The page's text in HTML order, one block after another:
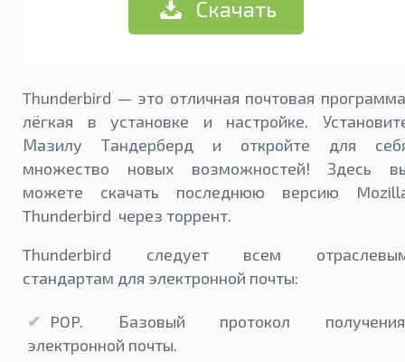
Скачать
Thunderbird — это отличная почтовая
лёгкая в установке и настройке.
Мазилу Тандерберд и откройте для
множество новых возможностей! Здесь
можете скачать последнюю версию
Thunderbird через торрент.
Thunderbird следует всем
стандартам для электронной почты:
POP. Базовый протокол получения
электронной почты.